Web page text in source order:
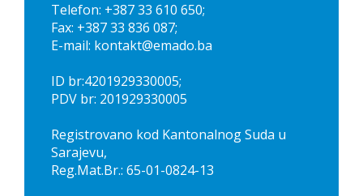
Telefon: +387 33 610 650;
Fax: +387 33 836 087;
E-mail: kontakt@emado.ba
ID br:4201929330005;
PDV br: 201929330005
Registrovano kod Kantonalnog Suda u
Sarajevu,
Reg.Mat.Br.: 65-01-0824-13